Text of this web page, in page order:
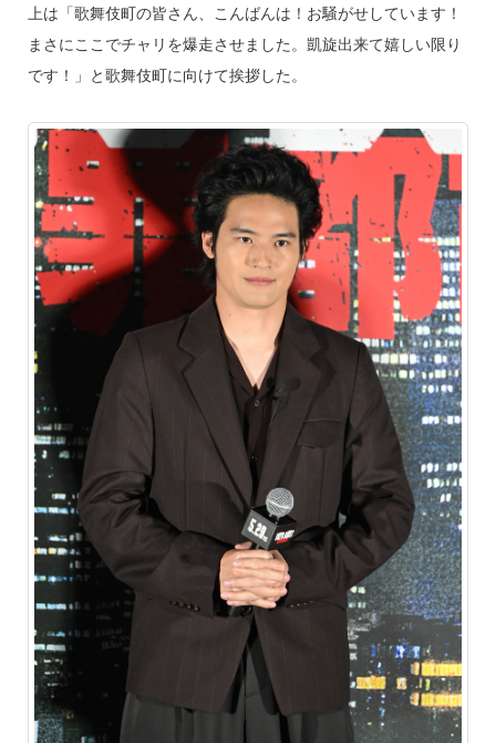
上は「歌舞伎町の皆さん、こんばんは！お騒がせしています！
まさにここでチャリを爆走させました。凱旋出来て嬉しい限り
です！」と歌舞伎町に向けて挨拶した。